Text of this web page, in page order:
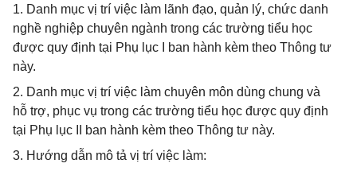
1. Danh mục vị trí việc làm lãnh đạo, quản lý, chức danh
nghề nghiệp chuyên ngành trong các trường tiểu học
được quy định tại Phụ lục I ban hành kèm theo Thông tư
này.
2. Danh mục vị trí việc làm chuyên môn dùng chung và
hỗ trợ, phục vụ trong các trường tiểu học được quy định
tại Phụ lục II ban hành kèm theo Thông tư này.
3. Hướng dẫn mô tả vị trí việc làm: